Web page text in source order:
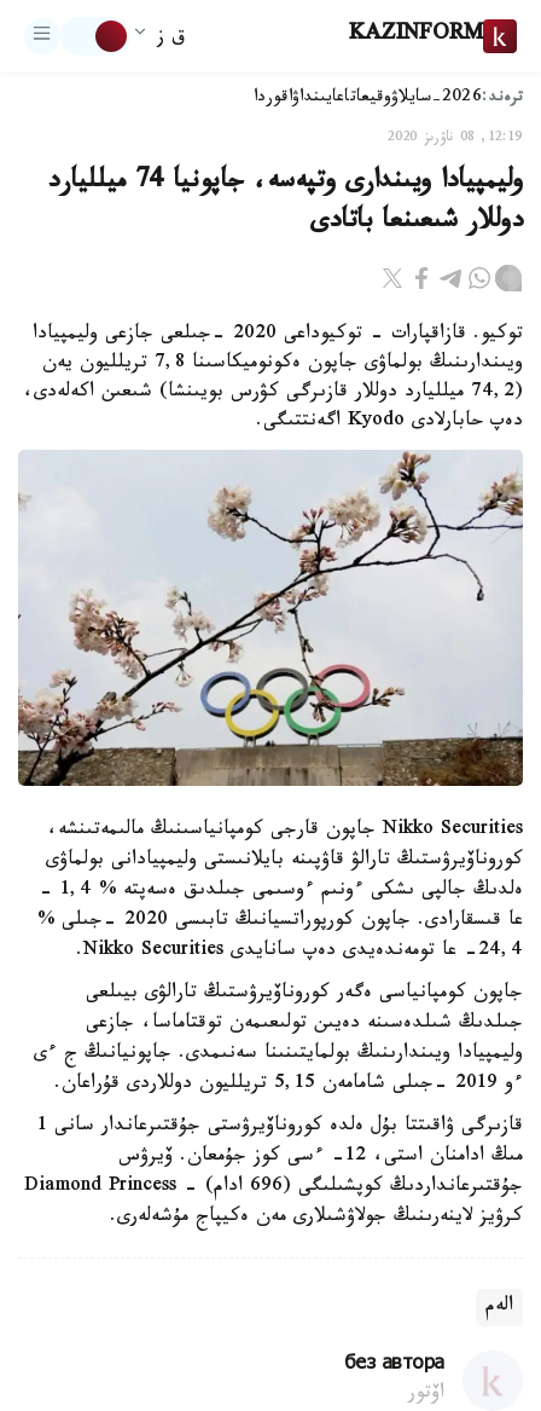
KAZINFORM ق ز
ترەند:2026-سايلاۋ وقيعاتاعايىنداۋاقوردا
12:19, 08 ناۋرىز 2020
وليمپيادا ويىندارى وتپەسە، جاپونيا 74 ميلليارد
دوللار شىعىنعا باتادى
توكيو. قازاقپارات - توكيوداعى 2020 -جىلعى جازعى وليمپيادا
ويىندارىنىڭ بولماۋى جاپون ەكونوميكاسىنا 7,8 تريلليون يەن
(74,2 ميلليارد دوللار قازىرگى كۋرس بويىنشا) شىعىن اكەلەدى،
دەپ حابارلادى Kyodo اگەنتتىگى.
Nikko Securities جاپون قارجى كومپانياسىنىڭ مالىمەتىنشە،
كوروناۆيرۋستىڭ تارالۋ قاۋپىنە بايلانىستى وليمپيادانى بولماۋى
ەلدىڭ جالپى ىشكى ءونىم ءوسىمى جىلدىق ەسەپتە % 1,4 -
عا قىسقارادى. جاپون كورپوراتسيانىڭ تابىسى 2020 –جىلى %
24,4- عا تومەندەيدى دەپ سانايدى Nikko Securities.
جاپون كومپانياسى ەگەر كوروناۆيرۋستىڭ تارالۋى بيىلعى
جىلدىڭ شىلدەسىنە دەيىن تولىعىمەن توقتاماسا، جازعى
وليمپيادا ويىندارىنىڭ بولمايتىنىنا سەنىمدى. جاپونيانىڭ ج ءى
ءو 2019 -جىلى شامامەن 5,15 تريلليون دوللاردى قۇراعان.
قازىرگى ۋاقىتتا بۇل ەلدە كوروناۆيرۋستى جۇقتىرعاندار سانى 1
مىڭ ادامنان استى، 12- ءسى كوز جۇمعان. ۆيرۋس
جۇقتىرعانداردىڭ كوپشىلىگى (696 ادام) - Diamond Princess
كرۋيز لاينەرىنىڭ جولاۋشىلارى مەن ەكيپاج مۇشەلەرى.
الەم
без автора
اۆتور